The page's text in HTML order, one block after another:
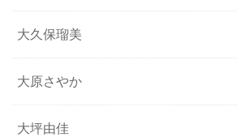
大久保瑠美
大原さやか
大坪由佳